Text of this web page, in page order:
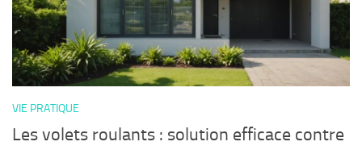
VIE PRATIQUE
Les volets roulants : solution efficace contre